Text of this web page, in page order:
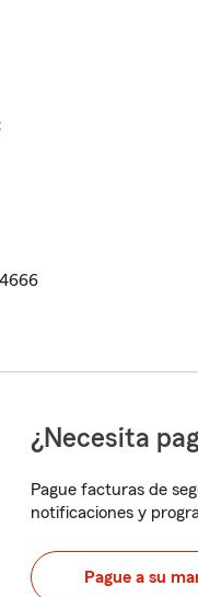
¿Necesita
Pague facturas de
notificaciones y
Pague a su